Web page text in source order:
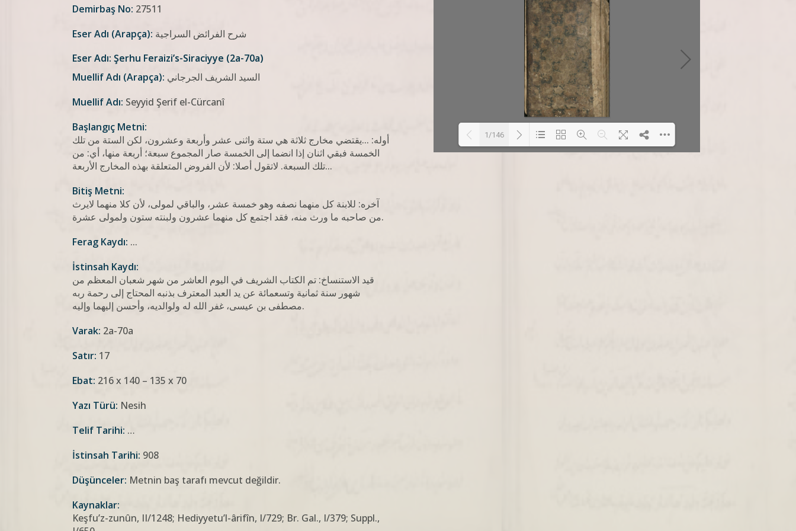
Demirbaş No: 27511
Eser Adı (Arapça): شرح الفرائض السراجية
Eser Adı: Şerhu Feraizi’s-Siraciyye (2a-70a)
Muellif Adı (Arapça): السيد الشريف الجرجاني
Muellif Adı: Seyyid Şerif el-Cürcanî
Başlangıç Metni:
أوله: ...يقتضي مخارج ثلاثة هي ستة واثنى عشر وأربعة وعشرون، لكن الستة من تلك
الخمسة فبقي اثنان إذا انضما إلى الخمسة صار المجموع سبعة؛ أربعة منها، أي: من
تلك السبعة. لاتقول أصلا: لأن الفروض المتعلقة بهذه المخارج الأربعة...
Bitiş Metni:
آخره: للابنة كل منهما نصفه وهو خمسة عشر، والباقي لمولى، لأن كلا منهما لايرث
من صاحبه ما ورث منه، فقد اجتمع كل منهما عشرون ولبنته ستون ولمولى عشرة.
Ferag Kaydı: ...
İstinsah Kaydı:
قيد الاستنساخ: تم الكتاب الشريف في اليوم العاشر من شهر شعبان المعظم من
شهور سنة ثمانية وتسعمائة عن يد العبد المعترف بذنبه المحتاج إلى رحمة ربه
مصطفى بن عيسى، غفر الله له ولوالديه، وأحسن إليهما وإليه.
Varak: 2a-70a
Satır: 17
Ebat: 216 x 140 – 135 x 70
Yazı Türü: Nesih
Telif Tarihi: …
İstinsah Tarihi: 908
Düşünceler: Metnin baş tarafı mevcut değildir.
Kaynaklar:
Keşfu’z-zunûn, II/1248; Hediyyetu’l-ârifîn, I/729; Br. Gal., I/379; Suppl.,
1/146